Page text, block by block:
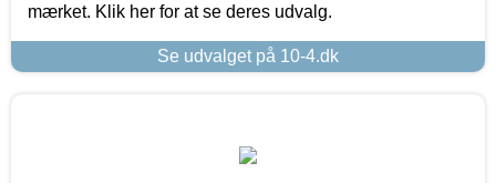
mærket. Klik her for at se deres udvalg.
Se udvalget på 10-4.dk